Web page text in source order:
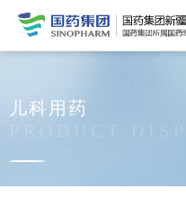
儿科用药